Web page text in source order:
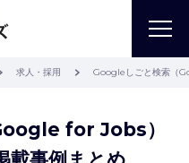
求人・採用 Googleしごと検索（
for Jobs）